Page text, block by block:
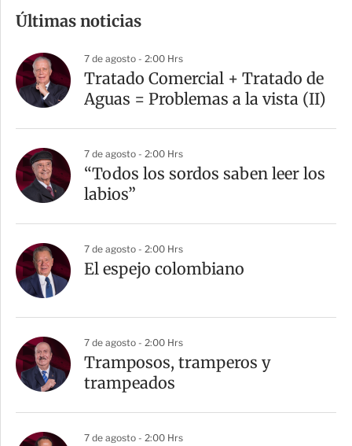
p
a
r
t
Últimas noticias
7 de agosto - 2:00 Hrs
Tratado Comercial + Tratado de
Aguas = Problemas a la vista (II)
7 de agosto - 2:00 Hrs
“Todos los sordos saben leer los
labios”
7 de agosto - 2:00 Hrs
El espejo colombiano
7 de agosto - 2:00 Hrs
Tramposos, tramperos y
trampeados
7 de agosto - 2:00 Hrs